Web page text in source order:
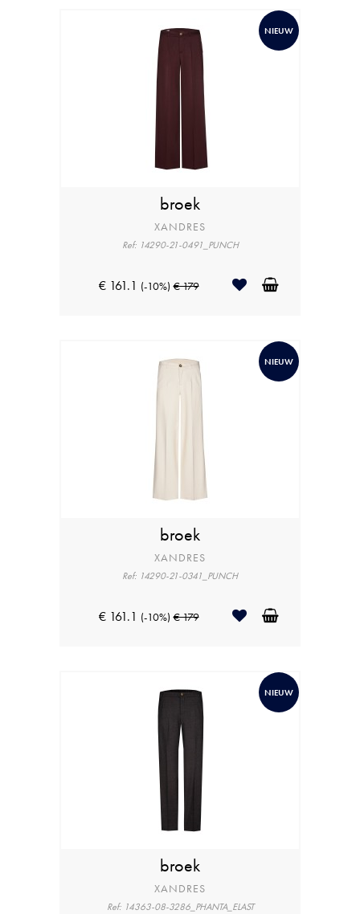
NIEUW
broek
XANDRES
Ref: 14290-21-0491_PUNCH
€ 161.1 (-10%) € 179
NIEUW
broek
XANDRES
Ref: 14290-21-0341_PUNCH
€ 161.1 (-10%) € 179
NIEUW
broek
XANDRES
Ref: 14363-08-3286_PHANTA_ELAST